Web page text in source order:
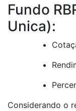
Fundo
Unica):
Considerando o